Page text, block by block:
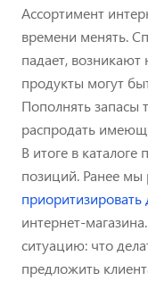
Ассортимент
времени менять.
падает, возникают
продукты могут
Пополнять запасы
распродать
В итоге в
позиций. Ранее мы
интернет-
ситуацию: что
предложить